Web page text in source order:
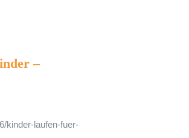
–
kinder-laufen-fuer-